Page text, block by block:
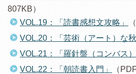
807KB）
VOL.19：「読書感想文攻略」
VOL.20：「芸術（アート）な秋
VOL.21：「羅針盤（コンバス）
VOL.22：「朝読書入門」
（